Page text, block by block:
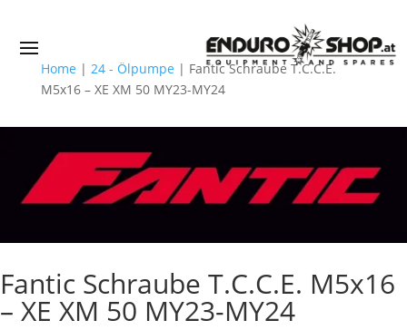
Home | 24 - Ölpumpe | Fantic Schraube T.C.C.E.
M5x16 – XE XM 50 MY23-MY24
Fantic Schraube T.C.C.E. M5x16
– XE XM 50 MY23-MY24